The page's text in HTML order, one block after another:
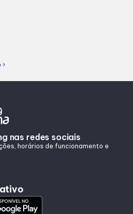
chevron_right
nas redes sociais
horários de funcionamento e